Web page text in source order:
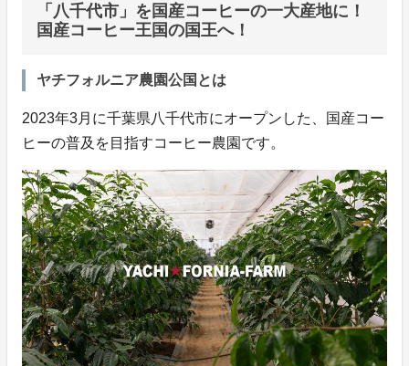
「八千代市」を国産コーヒーの一大産地に！
国産コーヒー王国の国王へ！
ヤチフォルニア農園公国とは
2023年3月に千葉県八千代市にオープンした、国産コー
ヒーの普及を目指すコーヒー農園です。